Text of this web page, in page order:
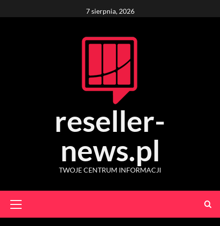
to
7 sierpnia, 2026
reseller-
news.pl
TWOJE CENTRUM INFORMACJI
Menu